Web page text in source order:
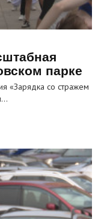
парке
«Зарядка со стражем